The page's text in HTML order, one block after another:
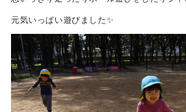
元気いっぱい遊びました✨